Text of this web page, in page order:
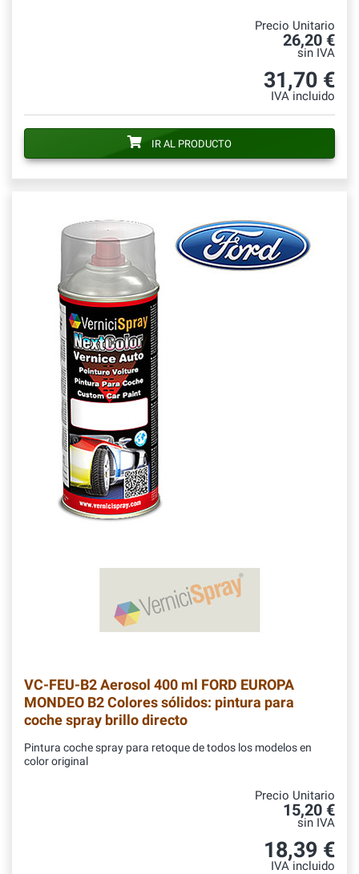
Precio Unitario
26,20 €
sin IVA
31,70 €
IVA incluido
IR AL PRODUCTO
VC-FEU-B2Aerosol 400 ml FORD EUROPA
MONDEO B2 Colores sólidos: pintura para
coche spray brillo directo
Pintura coche spray para retoque de todos los modelos en
color original
Precio Unitario
15,20 €
sin IVA
18,39 €
IVA incluido